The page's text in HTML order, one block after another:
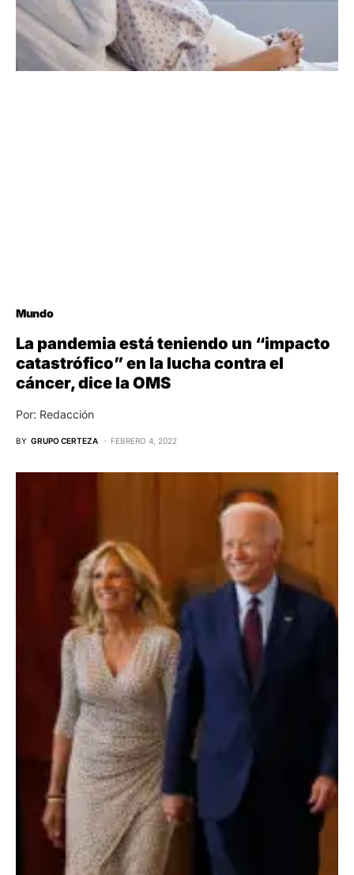
Mundo
La pandemia está teniendo un “impacto
catastrófico” en la lucha contra el
cáncer, dice la OMS
Por: Redacción
BY GRUPO CERTEZA FEBRERO 4, 2022